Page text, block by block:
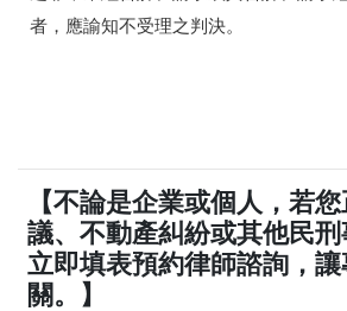
者，應諭知不受理之判決。
【不論是企業或個人，若
議、不動產糾紛或其他民
立即填表預約律師諮詢，
關。】